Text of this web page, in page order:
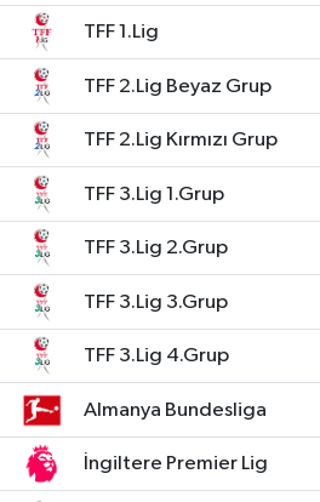
TFF 1.Lig
TFF 2.Lig Beyaz Grup
TFF 2.Lig Kırmızı Grup
TFF 3.Lig 1.Grup
TFF 3.Lig 2.Grup
TFF 3.Lig 3.Grup
TFF 3.Lig 4.Grup
Almanya Bundesliga
İngiltere Premier Lig